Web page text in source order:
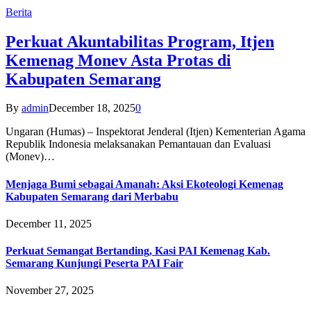
Berita
Perkuat Akuntabilitas Program, Itjen
Kemenag Monev Asta Protas di
Kabupaten Semarang
By adminDecember 18, 20250
Ungaran (Humas) – Inspektorat Jenderal (Itjen) Kementerian Agama
Republik Indonesia melaksanakan Pemantauan dan Evaluasi
(Monev)…
Menjaga Bumi sebagai Amanah: Aksi Ekoteologi Kemenag
Kabupaten Semarang dari Merbabu
December 11, 2025
Perkuat Semangat Bertanding, Kasi PAI Kemenag Kab.
Semarang Kunjungi Peserta PAI Fair
November 27, 2025